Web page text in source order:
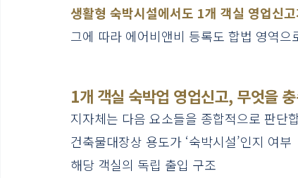
생활형 숙박시설에서도 1개 객실 영업신
그에 따라 에어비앤비 등록도 합법 영역으
1개 객실 숙박업 영업신고, 무엇을
지자체는 다음 요소들을 종합적으로 판단
건축물대장상 용도가 ‘숙박시설’인지 여부
해당 객실의 독립 출입 구조